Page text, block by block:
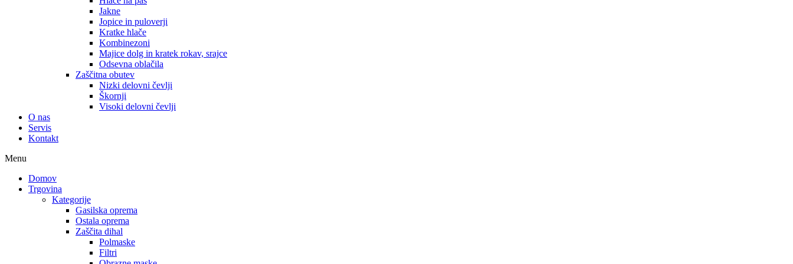
Jakne
Jopice in puloverji
Kratke hlače
Kombinezoni
Majice dolg in kratek rokav, srajce
Odsevna oblačila
Zaščitna obutev
Nizki delovni čevlji
Škornji
Visoki delovni čevlji
O nas
Servis
Kontakt
Menu
Domov
Trgovina
Kategorije
Gasilska oprema
Ostala oprema
Zaščita dihal
Polmaske
Filtri